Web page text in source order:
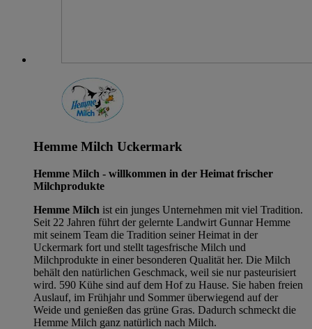
Hemme Milch Uckermark
Hemme Milch - willkommen in der Heimat frischer
Milchprodukte
Hemme Milch ist ein junges Unternehmen mit viel Tradition.
Seit 22 Jahren führt der gelernte Landwirt Gunnar Hemme
mit seinem Team die Tradition seiner Heimat in der
Uckermark fort und stellt tagesfrische Milch und
Milchprodukte in einer besonderen Qualität her. Die Milch
behält den natürlichen Geschmack, weil sie nur pasteurisiert
wird. 590 Kühe sind auf dem Hof zu Hause. Sie haben freien
Auslauf, im Frühjahr und Sommer überwiegend auf der
Weide und genießen das grüne Gras. Dadurch schmeckt die
Hemme Milch ganz natürlich nach Milch.